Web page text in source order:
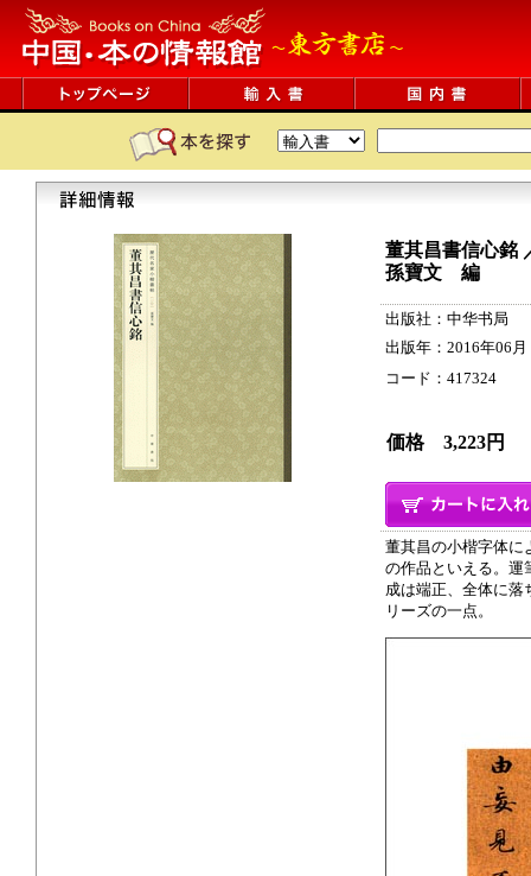
董其昌書信心銘
孫寶文 編
出版社：中华书局
出版年：2016年06月
コード：417324
価格 3,223円
董其昌の小楷字体に
の作品といえる。運
成は端正、全体に落
リーズの一点。